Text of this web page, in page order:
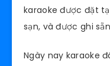
karaoke được đặt
sạn, và được ghi
Ngày nay karaoke